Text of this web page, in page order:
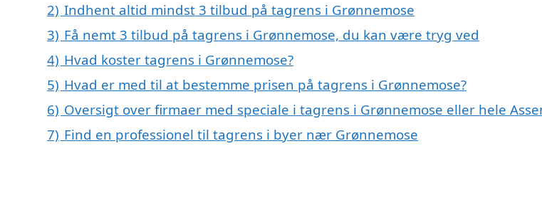
2) Indhent altid mindst 3 tilbud på tagrens i Grønnemose
3) Få nemt 3 tilbud på tagrens i Grønnemose, du kan være tryg ved
4) Hvad koster tagrens i Grønnemose?
5) Hvad er med til at bestemme prisen på tagrens i Grønnemose?
6) Oversigt over firmaer med speciale i tagrens i Grønnemose eller hele
7) Find en professionel til tagrens i byer nær Grønnemose